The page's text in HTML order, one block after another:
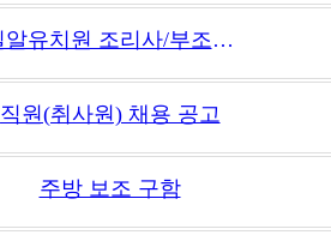
밀알유치원 조리사/부조리사 모집
직원(취사원) 채용 공고
주방 보조 구함